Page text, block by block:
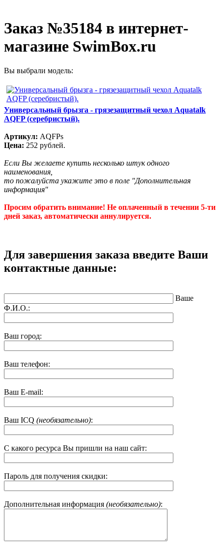
Заказ №35184 в интернет-
магазине SwimBox.ru
Вы выбрали модель:
Универсальный брызга - грязезащитный чехол Aquatalk
AQFP (серебристый).
Артикул: AQFPs
Цена: 252 рублей.
Если Вы желаете купить несколько штук одного
наименования,
то пожалуйста укажите это в поле "Дополнительная
информация"
Просим обратить внимание! Не оплаченный в течении 5-ти
дней заказ, автоматически аннулируется.
Для завершения заказа введите Ваши
контактные данные:
Ваше
Ф.И.О.:
Ваш город:
Ваш телефон:
Ваш E-mail:
Ваш ICQ (необязательно):
С какого ресурса Вы пришли на наш сайт:
Пароль для получения скидки:
Дополнительная информация (необязательно):